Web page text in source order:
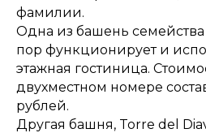
фамилии.
Одна из башень
пор функционирует и
этажная гостиница.
двухместном номере
рублей.
Другая башня, Torre del